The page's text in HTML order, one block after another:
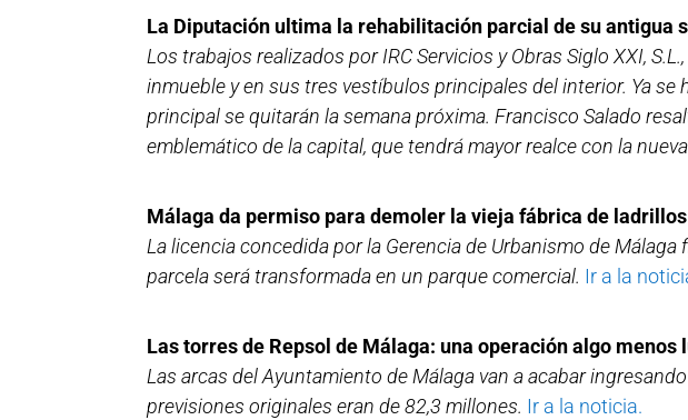
La Diputación ultima la rehabilitación parcial de su antigua
Los trabajos realizados por IRC Servicios y Obras Siglo XXI,
inmueble y en sus tres vestíbulos principales del interior. Ya
principal se quitarán la semana próxima. Francisco Salado
emblemático de la capital, que tendrá mayor realce con la
Málaga da permiso para demoler la vieja fábrica de
La licencia concedida por la Gerencia de Urbanismo de
parcela será transformada en un parque comercial. Ir a la
Las torres de Repsol de Málaga: una operación algo menos
Las arcas del Ayuntamiento de Málaga van a acabar
previsiones originales eran de 82,3 millones. Ir a la noticia.